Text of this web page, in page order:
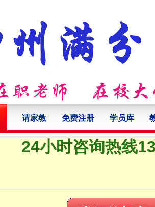
请家教 免费注册 学员库
24小时咨询热线